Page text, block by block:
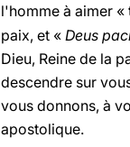
l'homme à aimer
paix, et « Deus
Dieu, Reine de la
descendre sur
vous donnons, à
apostolique.